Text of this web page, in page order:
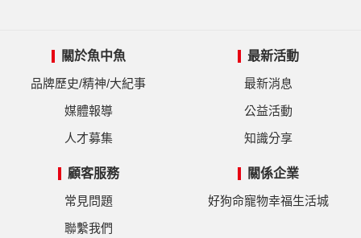
關於魚中魚
品牌歷史/精神/大紀事
媒體報導
人才募集
最新活動
最新消息
公益活動
知識分享
顧客服務
常見問題
聯繫我們
關係企業
好狗命寵物幸福生活城